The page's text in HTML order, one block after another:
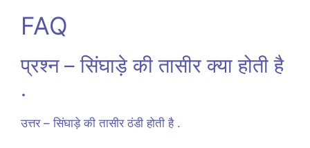
FAQ
प्रश्न – सिंघाड़े की तासीर क्या होती है
.
उत्तर – सिंघाड़े की तासीर ठंडी होती है .